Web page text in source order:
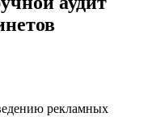
рекламных